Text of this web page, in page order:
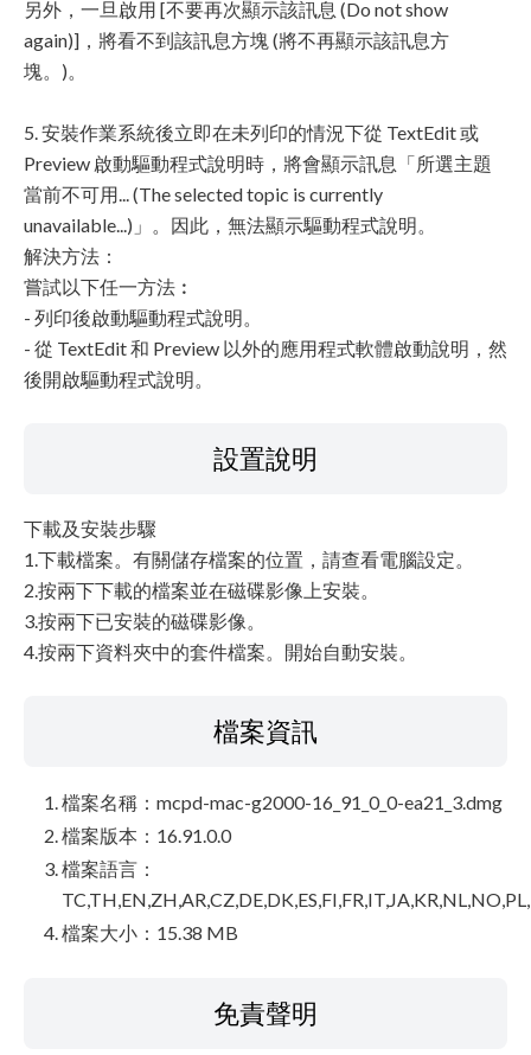
另外，一旦啟用 [不要再次顯示該訊息 (Do not show
again)]，將看不到該訊息方塊 (將不再顯示該訊息方
塊。)。
5. 安裝作業系統後立即在未列印的情況下從 TextEdit 或
Preview 啟動驅動程式說明時，將會顯示訊息「所選主題
當前不可用... (The selected topic is currently
unavailable...)」。因此，無法顯示驅動程式說明。
解決方法：
嘗試以下任一方法︰
- 列印後啟動驅動程式說明。
- 從 TextEdit 和 Preview 以外的應用程式軟體啟動說明，然
後開啟驅動程式說明。
設置說明
下載及安裝步驟
1.下載檔案。有關儲存檔案的位置，請查看電腦設定。
2.按兩下下載的檔案並在磁碟影像上安裝。
3.按兩下已安裝的磁碟影像。
4.按兩下資料夾中的套件檔案。開始自動安裝。
檔案資訊
檔案名稱：mcpd-mac-g2000-16_91_0_0-ea21_3.dmg
檔案版本：16.91.0.0
檔案語言：
檔案大小：15.38 MB
免責聲明